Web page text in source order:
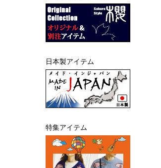
日本製アイテム
特集アイテム